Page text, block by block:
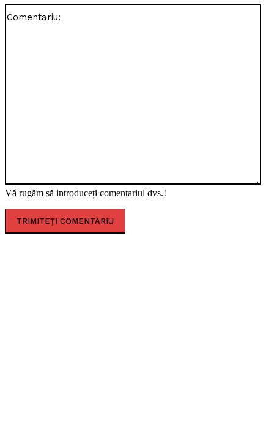
Vă rugăm să introduceți comentariul dvs.!